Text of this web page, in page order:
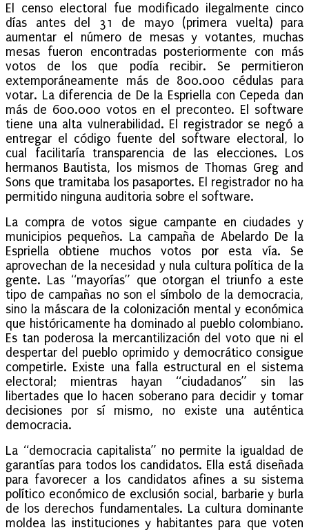
El censo electoral fue modificado ilegalmente cinco
días antes del 31 de mayo (primera vuelta) para
aumentar el número de mesas y votantes, muchas
mesas fueron encontradas posteriormente con más
votos de los que podía recibir. Se permitieron
extemporáneamente más de 800.000 cédulas para
votar. La diferencia de De la Espriella con Cepeda dan
más de 600.000 votos en el preconteo. El software
tiene una alta vulnerabilidad. El registrador se negó a
entregar el código fuente del software electoral, lo
cual facilitaría transparencia de las elecciones. Los
hermanos Bautista, los mismos de Thomas Greg and
Sons que tramitaba los pasaportes. El registrador no ha
permitido ninguna auditoria sobre el software.
La compra de votos sigue campante en ciudades y
municipios pequeños. La campaña de Abelardo De la
Espriella obtiene muchos votos por esta vía. Se
aprovechan de la necesidad y nula cultura política de la
gente. Las “mayorías” que otorgan el triunfo a este
tipo de campañas no son el símbolo de la democracia,
sino la máscara de la colonización mental y económica
que históricamente ha dominado al pueblo colombiano.
Es tan poderosa la mercantilización del voto que ni el
despertar del pueblo oprimido y democrático consigue
competirle. Existe una falla estructural en el sistema
electoral; mientras hayan “ciudadanos” sin las
libertades que lo hacen soberano para decidir y tomar
decisiones por sí mismo, no existe una auténtica
democracia.
La “democracia capitalista” no permite la igualdad de
garantías para todos los candidatos. Ella está diseñada
para favorecer a los candidatos afines a su sistema
político económico de exclusión social, barbarie y burla
de los derechos fundamentales. La cultura dominante
moldea las instituciones y habitantes para que voten